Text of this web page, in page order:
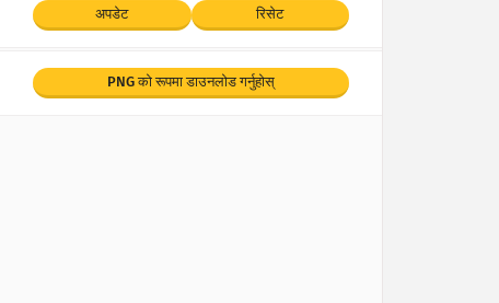
अपडेट रिसेट
PNG को रूपमा डाउनलोड गर्नुहोस्